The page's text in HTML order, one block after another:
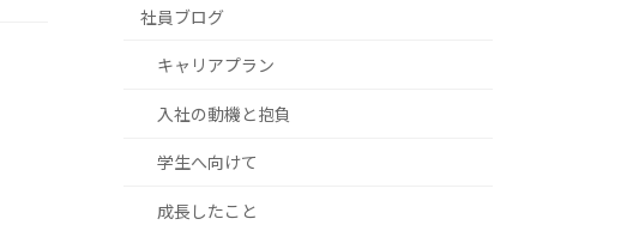
社員ブログ
キャリアプラン
入社の動機と抱負
学生へ向けて
成長したこと